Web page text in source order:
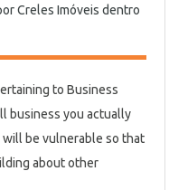
Creles Imóveis dentro
to Business
business you actually
be vulnerable so that
about other